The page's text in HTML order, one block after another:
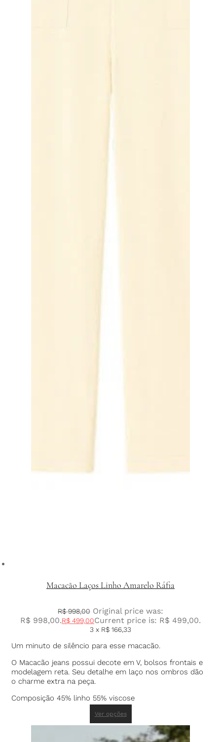
Macacão Laços Linho Amarelo Ráfia
R$998,00 Original price was:
R$ 998,00.R$ 499,00Current price is: R$ 499,00.
3 x R$ 166,33
Um minuto de silêncio para esse macacão.
O Macacão jeans possui decote em V, bolsos frontais e
modelagem reta. Seu detalhe em laço nos ombros dão
o charme extra na peça.
Composição 45% linho 55% viscose
Ver opções